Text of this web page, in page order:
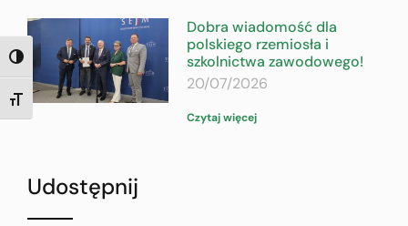
TOGGLE HIGH CONTRAST
TOGGLE FONT SIZE
Dobra wiadomość dla
polskiego rzemiosła i
szkolnictwa zawodowego!
20/07/2026
Czytaj więcej
Udostępnij